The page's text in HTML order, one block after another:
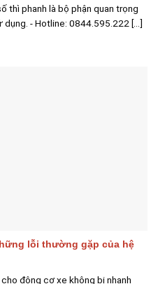
thì phanh là bộ phận quan trọng
- Hotline: 0844.595.222 [...]
lỗi thường gặp của hệ
động cơ xe không bị nhanh